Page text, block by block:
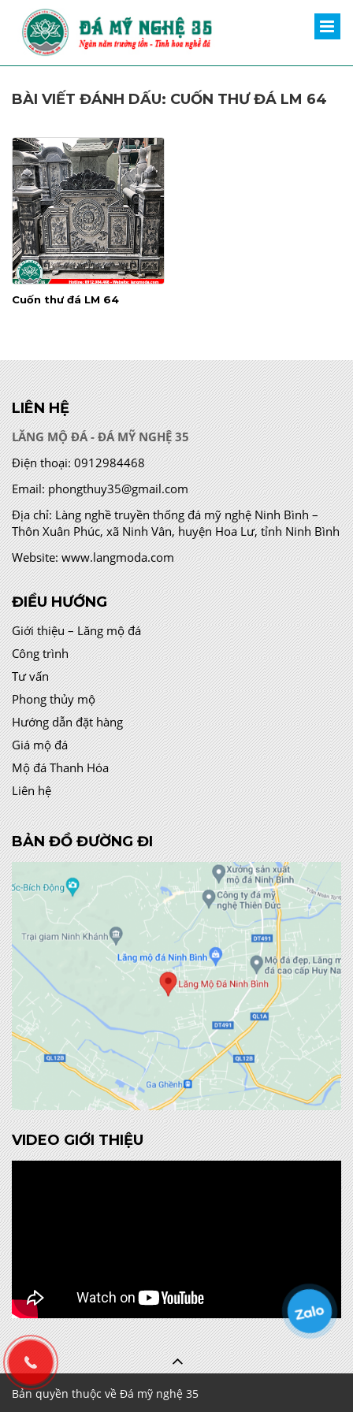
BÀI VIẾT ĐÁNH DẤU: CUỐN THƯ ĐÁ LM 64
Cuốn thư đá LM 64
LIÊN HỆ
LĂNG MỘ ĐÁ - ĐÁ MỸ NGHỆ 35
Điện thoại: 0912984468
Email: phongthuy35@gmail.com
Địa chỉ:Làng nghề truyền thống đá mỹ nghệ Ninh Bình –
Thôn Xuân Phúc, xã Ninh Vân, huyện Hoa Lư, tỉnh Ninh Bình
Website: www.langmoda.com
ĐIỀU HƯỚNG
Giới thiệu – Lăng mộ đá
Công trình
Tư vấn
Phong thủy mộ
Hướng dẫn đặt hàng
Giá mộ đá
Mộ đá Thanh Hóa
Liên hệ
BẢN ĐỒ ĐƯỜNG ĐI
VIDEO GIỚI THIỆU
Bản quyền thuộc về Đá mỹ nghệ 35